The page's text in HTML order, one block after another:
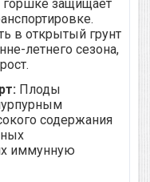
горшке защищает
в открытый грунт
летнего сезона,
Плоды
содержания
иммунную